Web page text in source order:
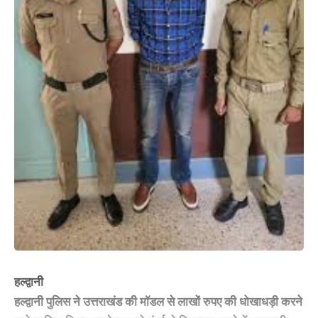
हल्द्वानी
हल्द्वानी पुलिस ने उत्तराखंड की मॉडल से लाखों रुपए की धोखाधड़ी करने